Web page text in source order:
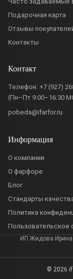
Подарочная карта
Отзывы
Контакты
Контакт
Телефон: +7 (927)
(Пн–Пт 9:00–16:30
pobeda@ifarfor.ru
Информация
О компании
О фарфоре
Блог
Стандарты
Политика
Пользовательское
ИП Жидова Ирина
© 2026